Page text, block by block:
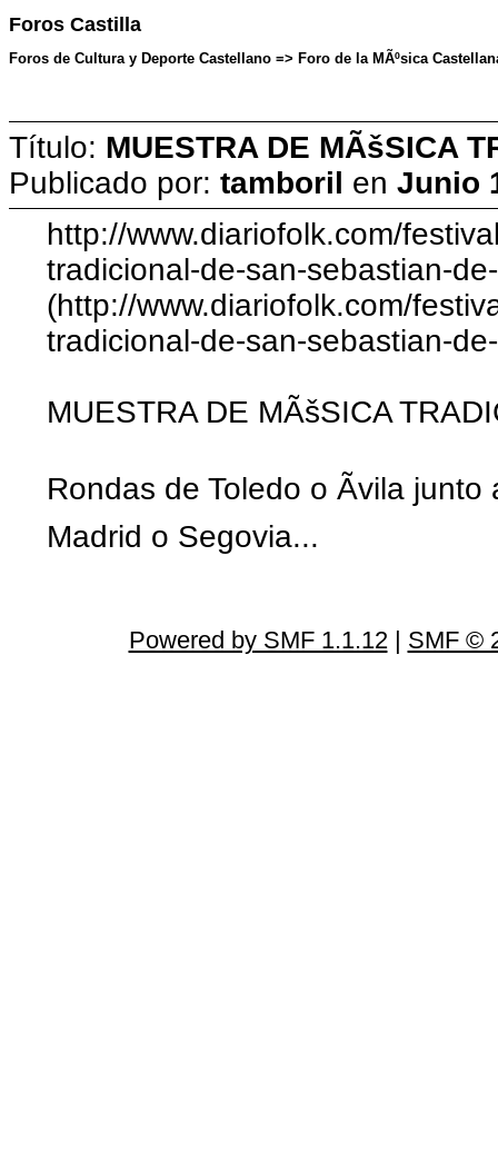
Foros Castilla
Foros de Cultura y Deporte Castellano => Foro de la MÃºsica
Título: MUESTRA DE MÃšSICA
Publicado por: tamboril en Junio
http://www.diariofolk.com/
tradicional-de-san-sebastian-
(http://www.diariofolk.com/
tradicional-de-san-sebastian-
MUESTRA DE MÃšSICA
Rondas de Toledo o Ãvila
Madrid o Segovia...
Powered by SMF 1.1.12 | SMF ©